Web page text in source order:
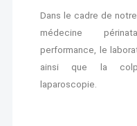
Dans le cadre de
médecine
performance, le
ainsi que la
laparoscopie.